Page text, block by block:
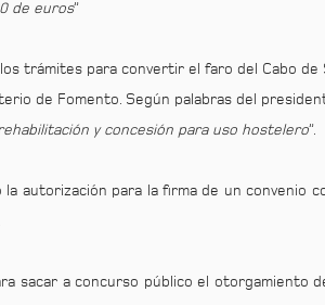
de euros”
trámites para convertir el faro del Cabo
de Fomento. Según palabras del
y concesión para uso hostelero”.
autorización para la firma de un convenio
sacar a concurso público el otorgamiento